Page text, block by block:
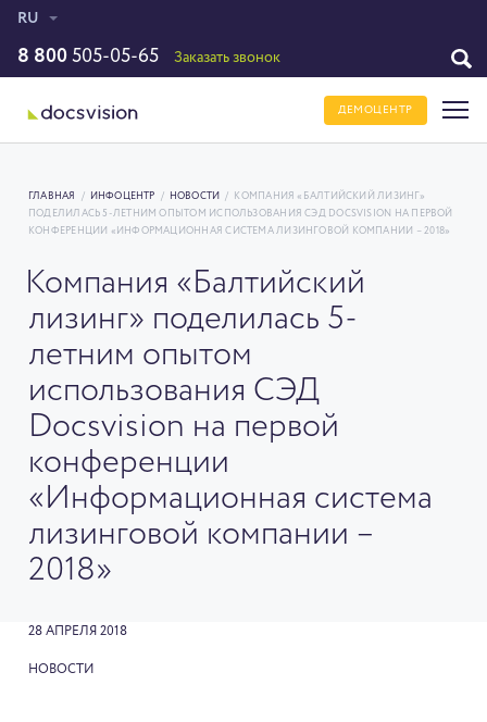
RU
8 800 505-05-65 Заказать звонок
ДЕМОЦЕНТР
ГЛАВНАЯ / ИНФОЦЕНТР / НОВОСТИ /
КОМПАНИЯ «БАЛТИЙСКИЙ ЛИЗИНГ»
ПОДЕЛИЛАСЬ 5-ЛЕТНИМ ОПЫТОМ ИСПОЛЬЗОВАНИЯ СЭД DOCSVISION НА ПЕРВОЙ
КОНФЕРЕНЦИИ «ИНФОРМАЦИОННАЯ СИСТЕМА ЛИЗИНГОВОЙ КОМПАНИИ – 2018»
Компания «Балтийский
лизинг» поделилась 5-
летним опытом
использования СЭД
Docsvision на первой
конференции
«Информационная система
лизинговой компании –
2018»
28 АПРЕЛЯ 2018
НОВОСТИ